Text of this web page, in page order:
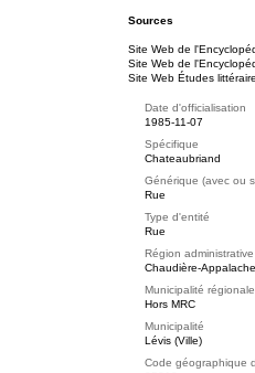
Sources
Site Web de
Site Web de
Site Web Études
Date d'officialisation
1985-11-07
Spécifique
Chateaubriand
Générique (avec ou
Rue
Type d'entité
Rue
Région administrative
Chaudière-
Municipalité
Hors MRC
Municipalité
Lévis (Ville)
Code géographique